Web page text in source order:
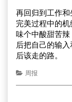
再回归到工作
完美过程中的
味个中酸甜苦
后把自己的输
后该走的路。
周报